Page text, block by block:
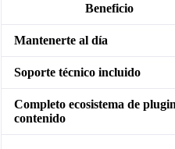
Beneficio
Mantenerte al día
Soporte técnico incluido
Completo ecosistema de
contenido